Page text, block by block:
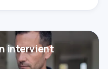
intervient